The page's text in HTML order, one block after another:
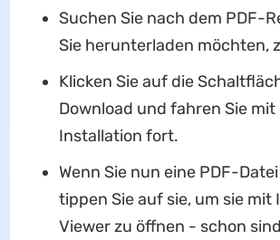
Suchen Sie nach dem PDF-
Sie herunterladen möchten,
Klicken Sie auf die
Download und fahren Sie mit
Installation fort.
Wenn Sie nun eine PDF-
tippen Sie auf sie, um sie mit
Viewer zu öffnen - schon